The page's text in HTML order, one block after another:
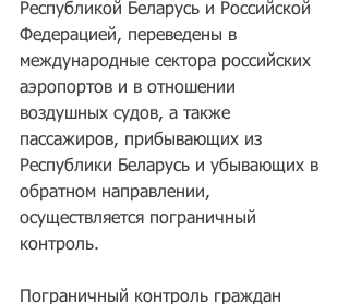
Республикой Беларусь и Российской
Федерацией, переведены в
международные сектора российских
аэропортов и в отношении
воздушных судов, а также
пассажиров, прибывающих из
Республики Беларусь и убывающих в
обратном направлении,
осуществляется пограничный
контроль.
Пограничный контроль граждан